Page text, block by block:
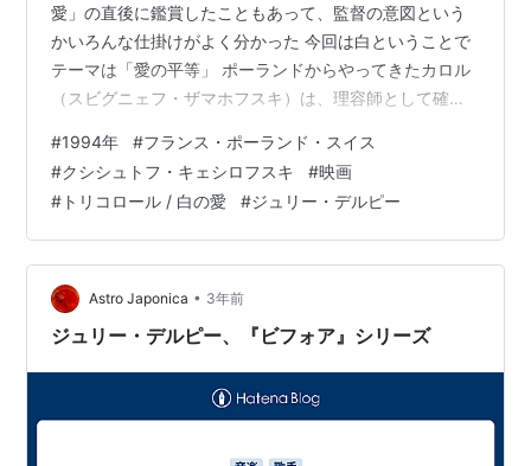
愛」の直後に鑑賞したこともあって、監督の意図という
かいろんな仕掛けがよく分かった 今回は白ということで
テーマは「愛の平等」 ポーランドからやってきたカロル
（スビグニェフ・ザマホフスキ）は、理容師として確か
ス人の妻ドミニク（ジュリー・デルピー）とも離婚調停
中 途方に暮れたカロルが、駅の構内で故郷ポーランドの
曲を紙笛で吹いていると、ミコワイという同郷の男（ヤ
ヌシュ・ガヨス）が声を掛けて来る そしてこの怪し気な
男からの怪し気な儲け話を、フランスでの生活に絶望し
ていたカロルは請け負い、…
#1994年 #フランス・ポーランド・スイス
#クシシュトフ・キェシロフスキ #映画
# トリコロール / 白の愛 #ジュリー・デルピー
Astro Japonica • 3年前
ジュリー・デルピー、『ビフォア』シリーズ